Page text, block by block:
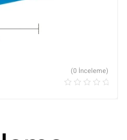
(0 İnceleme)